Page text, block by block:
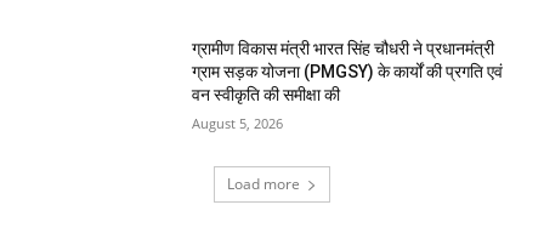
ग्रामीण विकास मंत्री भारत सिंह चौधरी ने प्रधानमंत्री
ग्राम सड़क योजना (PMGSY) के कार्यों की प्रगति एवं
वन स्वीकृति की समीक्षा की
August 5, 2026
Load more